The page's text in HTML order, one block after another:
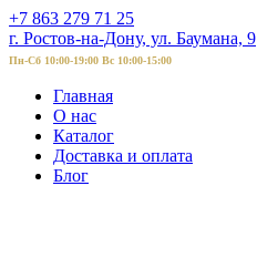
+7 863 279 71 25
г. Ростов-на-Дону, ул. Баумана, 9
Пн-Сб 10:00-19:00 Вс 10:00-15:00
Главная
О нас
Каталог
Доставка и оплата
Блог